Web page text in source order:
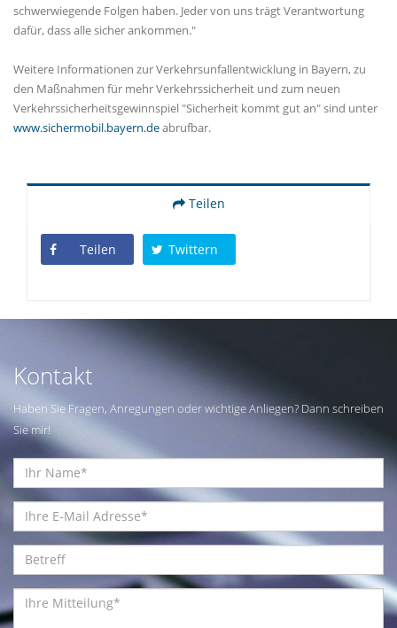
schwerwiegende Folgen haben. Jeder von uns trägt Verantwortung
dafür, dass alle sicher ankommen."
Weitere Informationen zur Verkehrsunfallentwicklung in Bayern, zu
den Maßnahmen für mehr Verkehrssicherheit und zum neuen
Verkehrssicherheitsgewinnspiel "Sicherheit kommt gut an" sind unter
www.sichermobil.bayern.deabrufbar.
Teilen
Teilen Twittern
Kontakt
Haben Sie Fragen, Anregungen oder wichtige Anliegen? Dann schreiben
Sie mir!